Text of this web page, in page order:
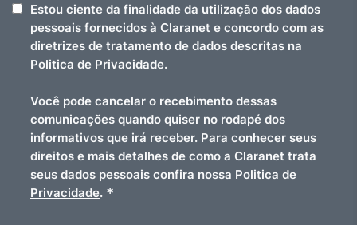
Estou ciente da finalidade da utilização dos dados
pessoais fornecidos à Claranet e concordo com as
diretrizes de tratamento de dados descritas na
Politica de Privacidade.
Você pode cancelar o recebimento dessas
comunicações quando quiser no rodapé dos
informativos que irá receber. Para conhecer seus
direitos e mais detalhes de como a Claranet trata
seus dados pessoais confira nossa Politica de
Privacidade. *